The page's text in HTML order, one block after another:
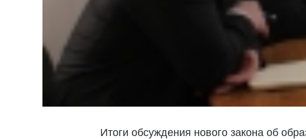
Итоги обсуждения нового закона об